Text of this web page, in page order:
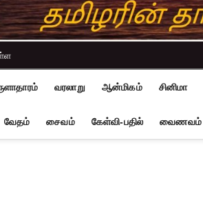
வரலாறு ஆன்மிகம் சினிமா
வேதம் சைவம் கேள்வி-பதில் வைணவம்